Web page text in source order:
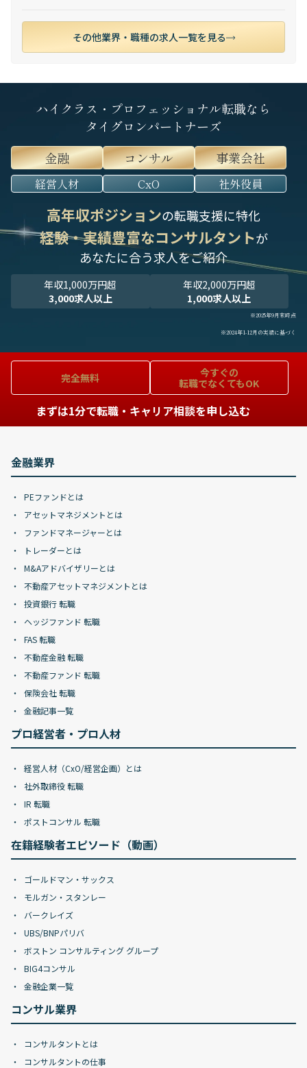
その他業界・職種の求人一覧を見る
ハイクラス・プロフェッショナル転職なら
タイグロンパートナーズ
金融
コンサル 事業会社
経営人材 CxO 社外役員
高年収ポジションの転職支援に特化
経験・実績豊富なコンサルタントが
あなたに合う求人をご紹介
年収1,000万円超
3,000求人以上
年収2,000万円超
1,000求人以上
※2025年9月末時点
※2024年1-12月の実績に基づく
完全無料
今すぐの
転職でなくてもOK
まずは1分で転職・キャリア相談を申し込む
金融業界
PEファンドとは
アセットマネジメントとは
ファンドマネージャーとは
トレーダーとは
M&Aアドバイザリーとは
不動産アセットマネジメントとは
投資銀行 転職
ヘッジファンド 転職
FAS 転職
不動産金融 転職
不動産ファンド 転職
保険会社 転職
金融記事一覧
プロ経営者・プロ人材
経営人材（CxO/経営企画）とは
社外取締役 転職
IR 転職
ポストコンサル 転職
在籍経験者エピソード（動画）
ゴールドマン・サックス
モルガン・スタンレー
バークレイズ
UBS/BNPパリバ
ボストン コンサルティング グループ
BIG4コンサル
金融企業一覧
コンサル業界
コンサルタントとは
コンサルタントの仕事